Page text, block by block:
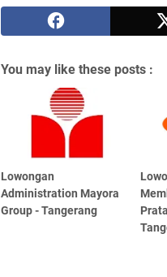
You may like these posts :
Lowongan
Administration Mayora
Group - Tangerang